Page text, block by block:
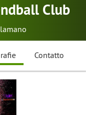
Club
Contatto